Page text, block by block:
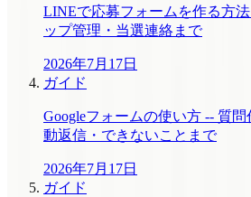
LINEで応募フォームを作る方
ップ管理・当選連絡まで
2026年7月17日
ガイド
Googleフォームの使い方 -- 質
動返信・できないことまで
2026年7月17日
ガイド